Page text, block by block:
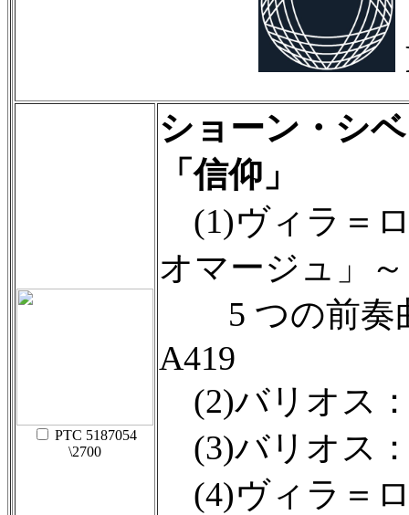
PTC 5187054
\2700
ショーン・シ
「信仰」
(1)ヴィラ＝
オマージュ」～
5 つの前奏
A419
(2)バリオス
(3)バリオス
(4)ヴィラ＝